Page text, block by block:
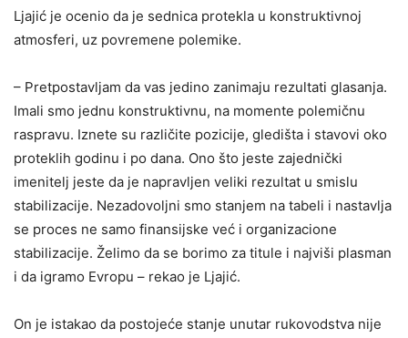
Ljajić je ocenio da je sednica protekla u konstruktivnoj
atmosferi, uz povremene polemike.
– Pretpostavljam da vas jedino zanimaju rezultati glasanja.
Imali smo jednu konstruktivnu, na momente polemičnu
raspravu. Iznete su različite pozicije, gledišta i stavovi oko
proteklih godinu i po dana. Ono što jeste zajednički
imenitelj jeste da je napravljen veliki rezultat u smislu
stabilizacije. Nezadovoljni smo stanjem na tabeli i nastavlja
se proces ne samo finansijske već i organizacione
stabilizacije. Želimo da se borimo za titule i najviši plasman
i da igramo Evropu – rekao je Ljajić.
On je istakao da postojeće stanje unutar rukovodstva nije